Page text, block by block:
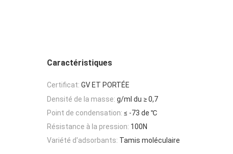
Caractéristiques
Certificat: GV ET PORTÉE
Densité de la masse: g/ml du ≥ 0,7
Point de condensation: ≤ -73 de ℃
Résistance à la pression: 100N
Variété d'adsorbants: Tamis moléculaire